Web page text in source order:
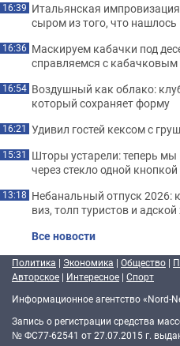
16:39 Итальянская
сыром из того, что нашлось
16:36 Маскируем кабачки под
справляемся с
16:54 Воздушный как облако:
который сохраняет форму
16:21 Удивил гостей кексом с
15:31 Шторы устарели: теперь
через стекло одной кнопкой
13:18 Небанальный отпуск 2026:
виз, толп туристов и
Все новости
Политика | Экономика | Общество |
Авторское | Интересное | Спорт
Информационное агентство «Nord-
Запись о регистрации средства
№ ФС77-62541 от 27.07.2015 г.